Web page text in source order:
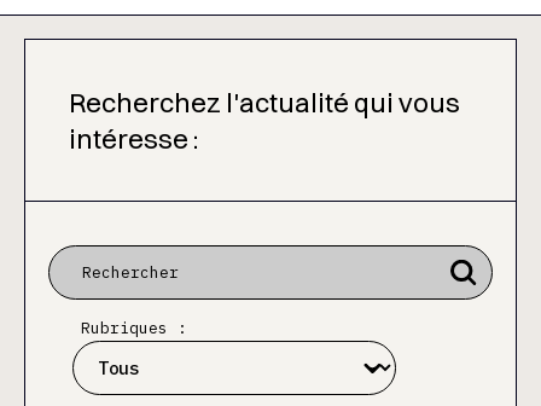
Recherchez l'actualité qui vous
intéresse :
Rubriques :